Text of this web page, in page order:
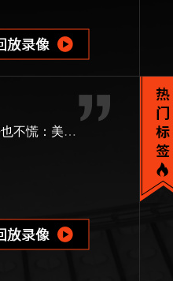
“净胜球打平也不慌：美加墨世界杯小组出线新规一图看懂”